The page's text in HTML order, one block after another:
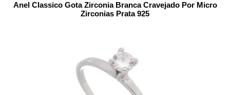
Anel Classico Gota Zirconia Branca Cravejado Por Micro
Zirconias Prata 925